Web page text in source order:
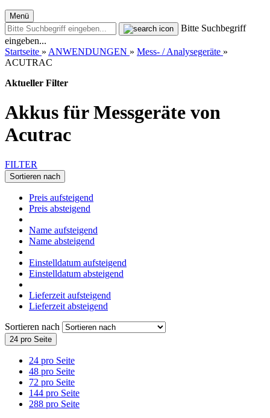
Menü
Bitte Suchbegriff
eingeben...
Startseite » ANWENDUNGEN » Mess- / Analysegeräte »
ACUTRAC
Aktueller Filter
Akkus für Messgeräte von
Acutrac
FILTER
Sortieren nach
Preis aufsteigend
Preis absteigend
Name aufsteigend
Name absteigend
Einstelldatum aufsteigend
Einstelldatum absteigend
Lieferzeit aufsteigend
Lieferzeit absteigend
Sortieren nach
24 pro Seite
24 pro Seite
48 pro Seite
72 pro Seite
144 pro Seite
288 pro Seite